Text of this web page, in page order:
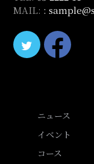
MAIL: :
ニュース
イベント
コース